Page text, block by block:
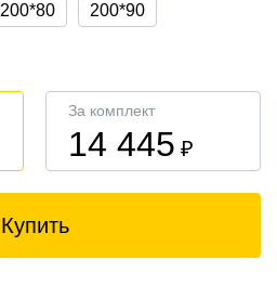
200*80 200*90
За комплект
14 445 ₽
Купить